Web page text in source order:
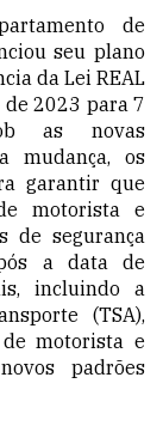
de
seu plano
da Lei REAL
de 2023 para 7
as novas
mudança, os
garantir que
motorista e
de segurança
a data de
incluindo a
(TSA),
motorista e
padrões